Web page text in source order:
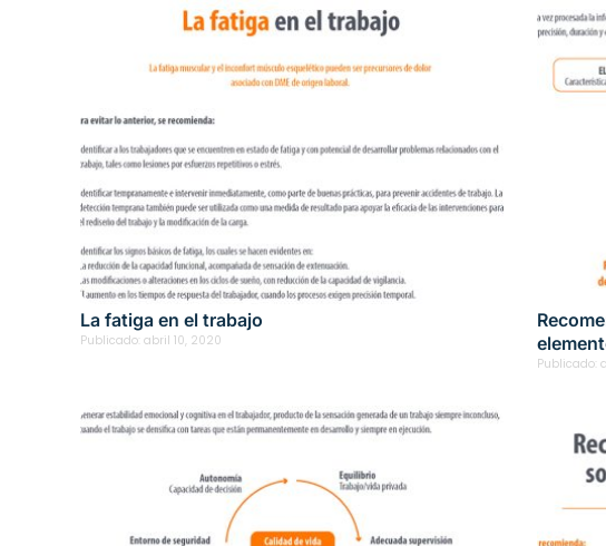
La fatiga en el trabajo
Publicado: abril 10, 2020
laboral
Publicado: